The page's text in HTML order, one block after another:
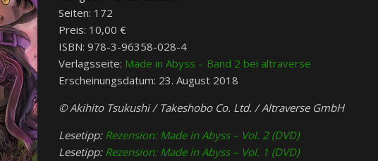
Seiten: 172
Preis: 10,00 €
ISBN: 978-3-96358-028-4
Verlagsseite: Made in Abyss – Band 2 bei altraverse
Erscheinungsdatum: 23. August 2018
© Akihito Tsukushi / Takeshobo Co. Ltd. / Altraverse GmbH
Lesetipp: Rezension: Made in Abyss – Vol. 2 (DVD)
Lesetipp: Rezension: Made in Abyss – Vol. 1 (DVD)